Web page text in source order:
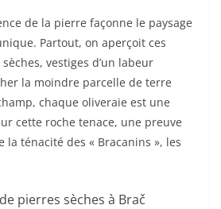
de la pierre façonne le paysage
Partout, on aperçoit ces
vestiges d’un labeur
la moindre parcelle de terre
chaque oliveraie est une
cette roche tenace, une preuve
la ténacité des « Bracanins », les